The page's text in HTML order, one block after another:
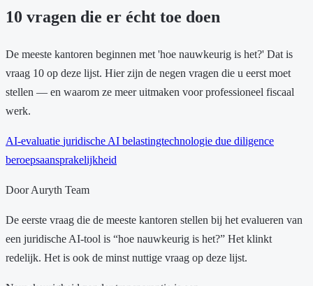
10 vragen die er écht toe doen
De meeste kantoren beginnen met 'hoe nauwkeurig is het?' Dat is
vraag 10 op deze lijst. Hier zijn de negen vragen die u eerst moet
stellen — en waarom ze meer uitmaken voor professioneel fiscaal
werk.
AI-evaluatie juridische AI belastingtechnologie due diligence
beroepsaansprakelijkheid
Door Auryth Team
De eerste vraag die de meeste kantoren stellen bij het evalueren van
een juridische AI-tool is “hoe nauwkeurig is het?” Het klinkt
redelijk. Het is ook de minst nuttige vraag op deze lijst.